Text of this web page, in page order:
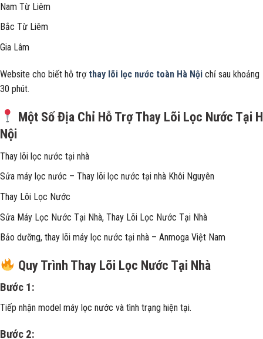
Nam Từ Liêm
Bắc Từ Liêm
Gia Lâm
Website cho biết hỗ trợ thay lõi lọc nước toàn Hà Nội chỉ sau khoảng
30 phút.
Một Số Địa Chỉ Hỗ Trợ Thay Lõi Lọc Nước Tại
Nội
Thay lõi lọc nước tại nhà
Sửa máy lọc nước – Thay lõi lọc nước tại nhà Khôi Nguyên
Thay Lõi Lọc Nước
Sửa Máy Lọc Nước Tại Nhà, Thay Lõi Lọc Nước Tại Nhà
Bảo dưỡng, thay lõi máy lọc nước tại nhà – Anmoga Việt Nam
Quy Trình Thay Lõi Lọc Nước Tại Nhà
Bước 1:
Tiếp nhận model máy lọc nước và tình trạng hiện tại.
Bước 2: